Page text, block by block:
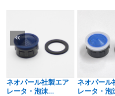
ネオパール社製エア
レータ・泡沫...
ネオパール
レータ・泡